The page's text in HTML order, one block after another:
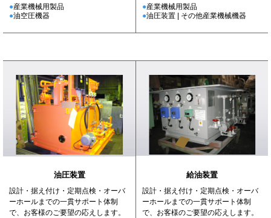
産業機械用製品
油空圧機器
産業機械用製品
油圧装置 | その他産業機械機器
油圧装置
設計・据え付け・定期点検・オーバ
ーホールまでの一貫サポート体制
で、お客様のご要望の応えします。
給油装置
設計・据え付け・定期点検・オーバ
ーホールまでの一貫サポート体制
で、お客様のご要望の応えします。